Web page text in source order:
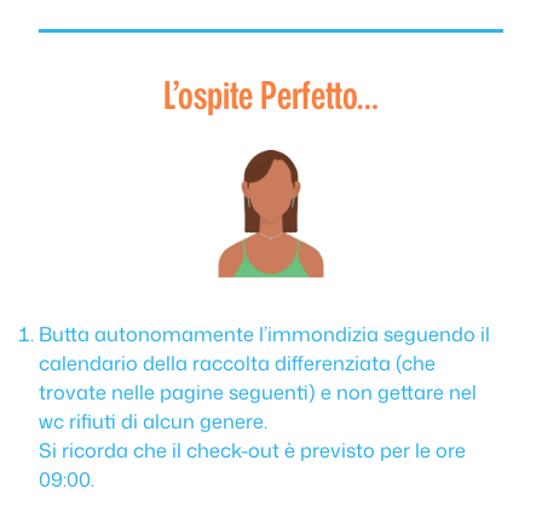
L’ospite Perfetto…
Butta autonomamente l’immondizia seguendo il
calendario della raccolta differenziata (che
trovate nelle pagine seguenti) e non gettare nel
wc rifiuti di alcun genere.
Si ricorda che il check-out è previsto per le ore
09:00.